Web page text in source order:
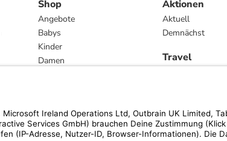
Shop
Angebote
Babys
Kinder
Damen
Marken
Aktionen
Aktuell
Demnächst
Travel